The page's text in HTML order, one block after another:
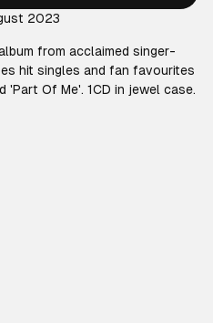
2023
from acclaimed singer-
hit singles and fan favourites
'Part Of Me'. 1CD in jewel case.